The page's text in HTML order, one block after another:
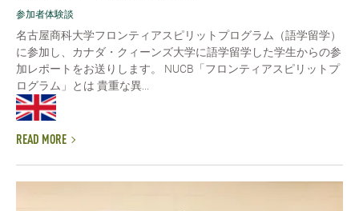
参加者体験談
名古屋商科大学フロンティアスピリットプログラム（語学留学）
に参加し、カナダ・クィーンズ大学に語学留学した学生からの参
加レポートをお送りします。 NUCB「フロンティアスピリットプ
ログラム」とは 貴重な異...
READ MORE